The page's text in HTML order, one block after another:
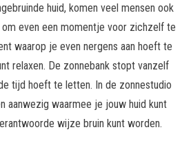
huid, komen veel mensen ook
om even een momentje voor zichzelf te
waarop je even nergens aan hoeft te
relaxen. De zonnebank stopt vanzelf
tijd hoeft te letten. In de zonnestudio
aanwezig waarmee je jouw huid kunt
wijze bruin kunt worden.